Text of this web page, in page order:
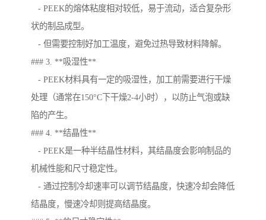
- PEEK的熔体粘度相对较低，易于流动，适合复杂形
状的制品成型。
- 但需要控制好加工温度，避免过热导致材料降解。
### 3. **吸湿性**
- PEEK材料具有一定的吸湿性，加工前需要进行干燥
处理（通常在150°C下干燥2-4小时），以防止气泡或缺
陷的产生。
### 4. **结晶性**
- PEEK是一种半结晶性材料，其结晶度会影响制品的
机械性能和尺寸稳定性。
- 通过控制冷却速率可以调节结晶度，快速冷却会降低
结晶度，慢速冷却则提高结晶度。